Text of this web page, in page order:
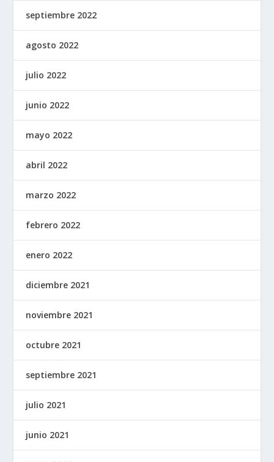
septiembre 2022
agosto 2022
julio 2022
junio 2022
mayo 2022
abril 2022
marzo 2022
febrero 2022
enero 2022
diciembre 2021
noviembre 2021
octubre 2021
septiembre 2021
julio 2021
junio 2021